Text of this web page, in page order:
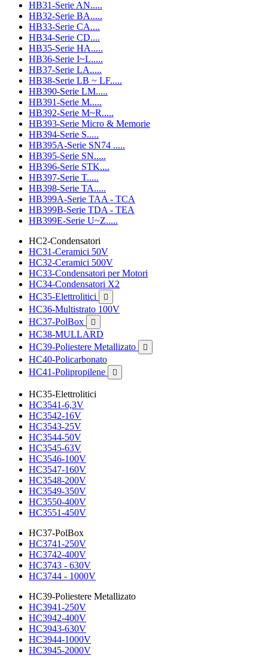
HB31-Serie AN.....
HB32-Serie BA.....
HB33-Serie CA....
HB34-Serie CD....
HB35-Serie HA.....
HB36-Serie I~L.....
HB37-Serie LA.....
HB38-Serie LB ~ LF.....
HB390-Serie LM.....
HB391-Serie M.....
HB392-Serie M~R.....
HB393-Serie Micro & Memorie
HB394-Serie S.....
HB395A-Serie SN74 .....
HB395-Serie SN.....
HB396-Serie STK....
HB397-Serie T.....
HB398-Serie TA.....
HB399A-Serie TAA - TCA
HB399B-Serie TDA - TEA
HB399E-Serie U~Z.....
HC2-Condensatori
HC31-Ceramici 50V
HC32-Ceramici 500V
HC33-Condensatori per Motori
HC34-Condensatori X2
HC35-Elettrolitici

HC36-Multistrato 100V
HC37-PolBox

HC38-MULLARD
HC39-Poliestere Metallizato

HC40-Policarbonato
HC41-Polipropilene

HC35-Elettrolitici
HC3541-6,3V
HC3542-16V
HC3543-25V
HC3544-50V
HC3545-63V
HC3546-100V
HC3547-160V
HC3548-200V
HC3549-350V
HC3550-400V
HC3551-450V
HC37-PolBox
HC3741-250V
HC3742-400V
HC3743 - 630V
HC3744 - 1000V
HC39-Poliestere Metallizato
HC3941-250V
HC3942-400V
HC3943-630V
HC3944-1000V
HC3945-2000V